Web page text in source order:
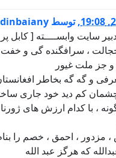
,توسط
سايت وابســــته [ کابل
، سرافگنده گی و
و جز ملت غيور
و گه گه بخاطر
کم ديد خود جاری
، با کدام ارزش های
، مزدور ، احمق ، خصم را